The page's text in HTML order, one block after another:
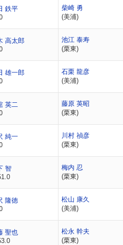
鉄平
柴崎 勇
(美浦)
高太郎
池江 泰寿
(栗東)
雄一郎
石栗 龍彦
(美浦)
英二
藤原 英昭
(栗東)
純一
川村 禎彦
(栗東)
智
梅内 忍
(栗東)
隆徳
松山 康久
(美浦)
聖也
松永 幹夫
(栗東)